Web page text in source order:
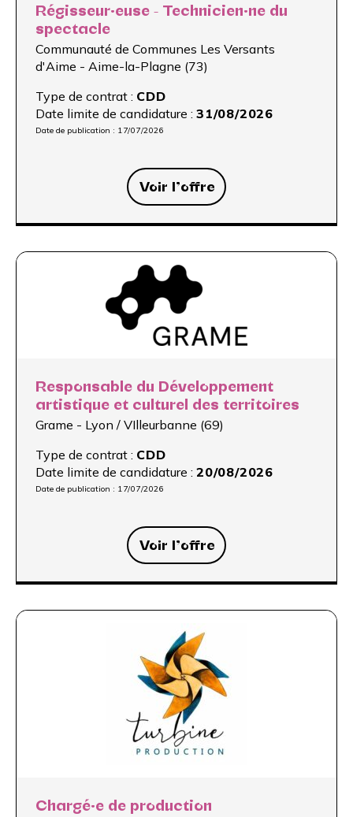
Régisseur·euse - Technicien·ne du
spectacle
Communauté de Communes Les Versants
d'Aime - Aime-la-Plagne (73)
Type de contrat : CDD
Date limite de candidature : 31/08/2026
Date de publication : 17/07/2026
Voir l’offre
Responsable du Développement
artistique et culturel des territoires
Grame - Lyon / VIlleurbanne (69)
Type de contrat : CDD
Date limite de candidature : 20/08/2026
Date de publication : 17/07/2026
Voir l’offre
Chargé·e de production